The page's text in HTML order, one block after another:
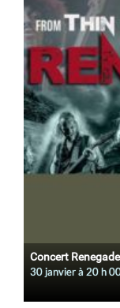
Concert
30 janvier à 20 h